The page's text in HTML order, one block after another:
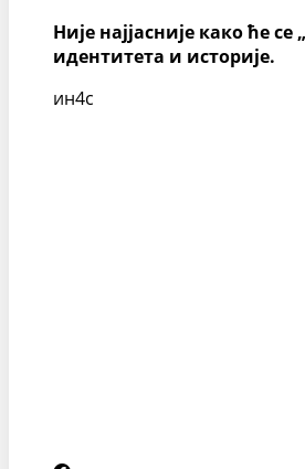
Није најјасније како ће
идентитета и историје.
ин4с